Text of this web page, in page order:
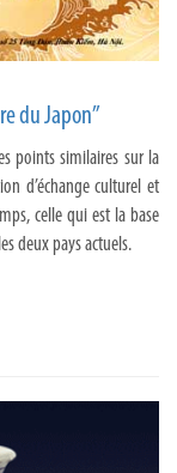
du Japon”
points similaires sur la
d’échange culturel et
celle qui est la base
deux pays actuels.